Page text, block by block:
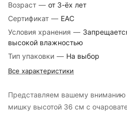
Возраст — от 3-ёх лет
Сертификат — EAC
Условия хранения —
высокой влажностью
Тип упаковки — На выбор
Все характеристики
Представляем вашему вниманию
мишку высотой 36 см с